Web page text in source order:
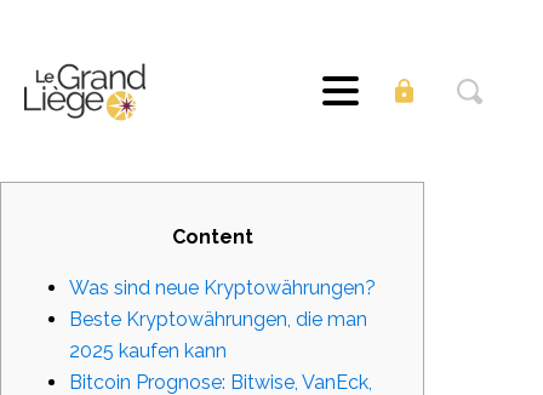
Content
Was sind neue Kryptowährungen?
Beste Kryptowährungen, die man
2025 kaufen kann
Bitcoin Prognose: Bitwise, VanEck,